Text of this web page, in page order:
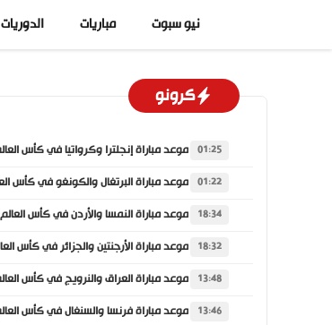
المحتوى
نيو سبوت مباريات الدوريات
كرونو
01:25
01:22
18:34
18:32
13:48
13:46